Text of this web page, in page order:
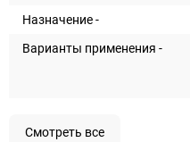
Назначение -
Варианты применения -
Смотреть все